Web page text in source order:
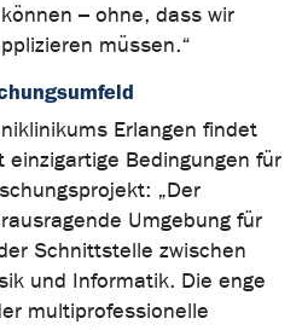
– ohne, dass wir
müssen.“
Erlangen findet
einzigartige Bedingungen für
„Der
Umgebung für
Schnittstelle zwischen
und Informatik. Die enge
multiprofessionelle